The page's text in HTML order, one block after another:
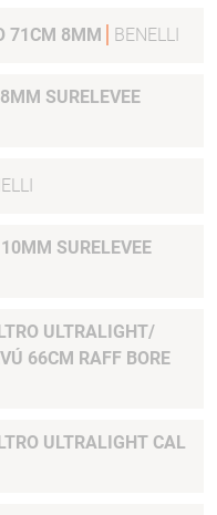
71CM 8MM BENELLI
SURELEVEE
SURELEVEE
ULTRALIGHT/
66CM RAFF BORE
ULTRALIGHT CAL